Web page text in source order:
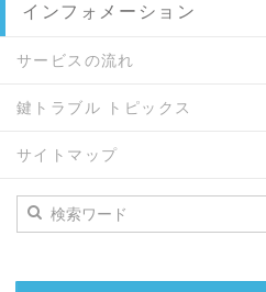
インフォメーション
サービスの流れ
鍵トラブル トピックス
サイトマップ